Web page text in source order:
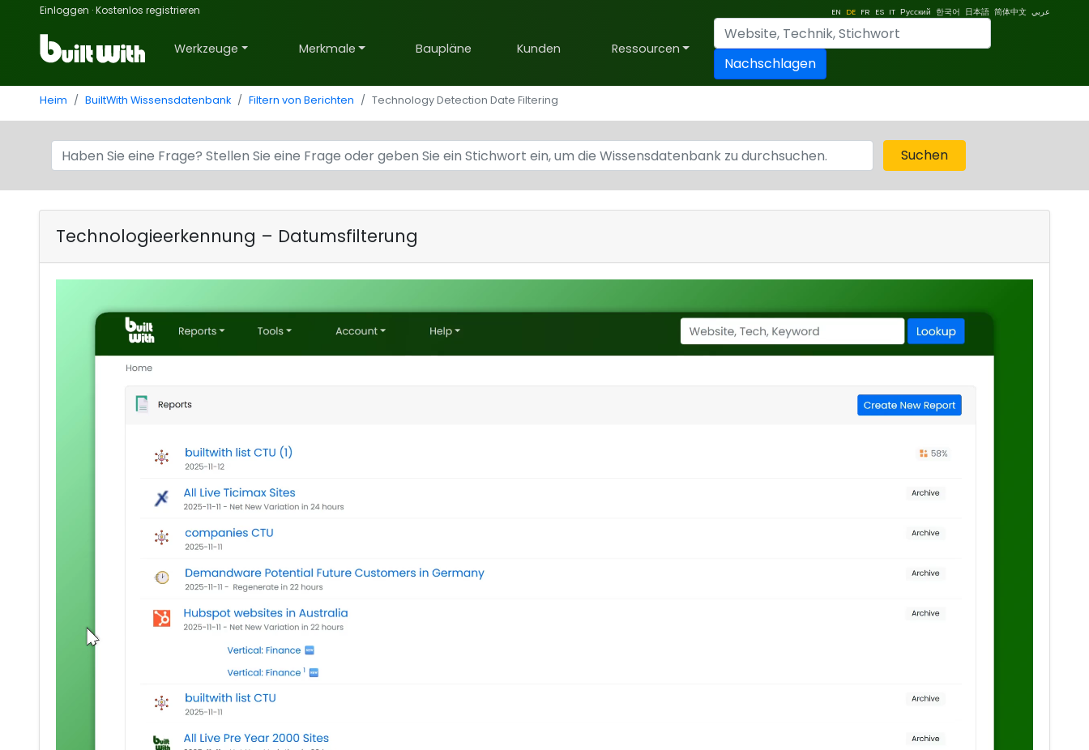
Einloggen ·Kostenlos registrieren EN DE FR ES IT Русский 한국어 日本語 简体中文 عربي
Werkzeuge Merkmale Baupläne Kunden Ressourcen
Nachschlagen
Heim BuiltWith Wissensdatenbank Filtern von Berichten Technology Detection Date Filtering
Suchen
Technologieerkennung – Datumsfilterung